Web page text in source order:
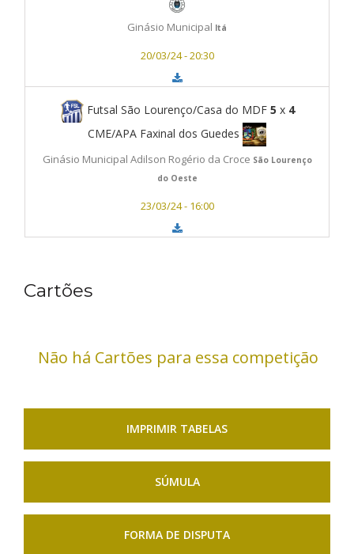
Ginásio Municipal Itá
20/03/24 - 20:30
Futsal São Lourenço/Casa do MDF 5 x 4
CME/APA Faxinal dos Guedes
Ginásio Municipal Adilson Rogério da Croce São Lourenço
do Oeste
23/03/24 - 16:00
Cartões
Não há Cartões para essa competição
IMPRIMIR TABELAS
SÚMULA
FORMA DE DISPUTA